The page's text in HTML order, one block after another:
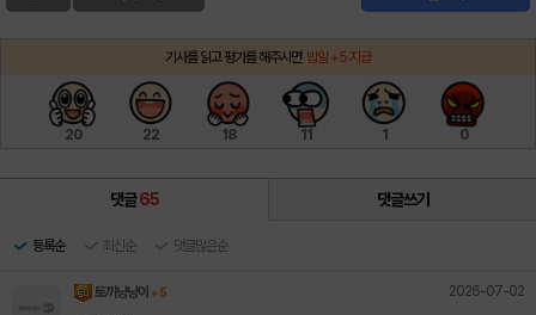
기사를 읽고 평가를 해주시면 밥알 +5 지급
20 22 18 11 1 0
댓글65 댓글쓰기
등록순 최신순 댓글많은순
토끼냥냥이 + 5 2026-07-02